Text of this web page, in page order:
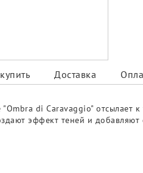
Доставка
di Caravaggio" отсылает к
эффект теней и